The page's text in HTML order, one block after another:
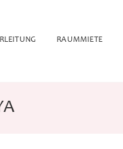
RAUMMIETE